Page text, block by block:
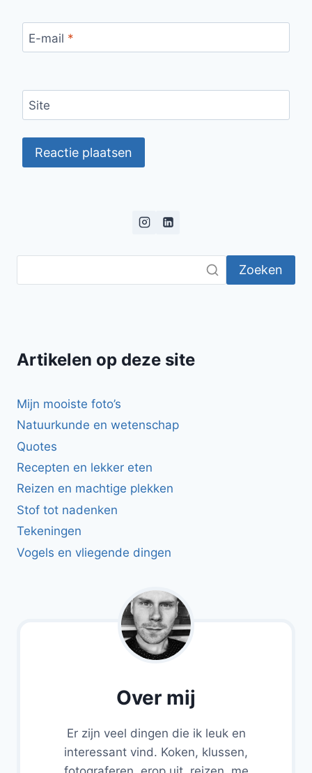
E-mail *
Site
Zoeken
Artikelen op deze site
Mijn mooiste foto’s
Natuurkunde en wetenschap
Quotes
Recepten en lekker eten
Reizen en machtige plekken
Stof tot nadenken
Tekeningen
Vogels en vliegende dingen
Over mij
Er zijn veel dingen die ik leuk en
interessant vind. Koken, klussen,